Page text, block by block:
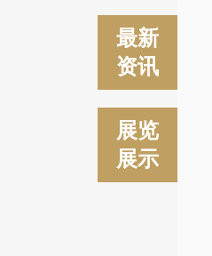
最新
资讯
展览
展示